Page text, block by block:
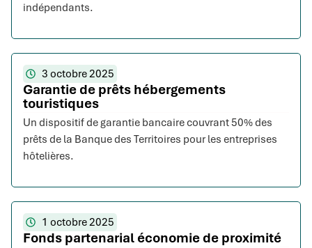
indépendants.
3 octobre 2025
Garantie de prêts hébergements
touristiques
Un dispositif de garantie bancaire couvrant 50% des
prêts de la Banque des Territoires pour les entreprises
hôtelières.
1 octobre 2025
Fonds partenarial économie de proximité